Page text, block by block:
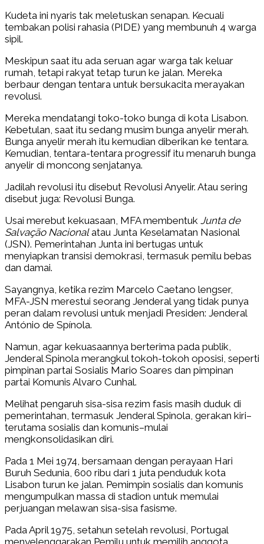
Kudeta ini nyaris tak meletuskan senapan. Kecuali
tembakan polisi rahasia (PIDE) yang membunuh 4 warga
sipil.
Meskipun saat itu ada seruan agar warga tak keluar
rumah, tetapi rakyat tetap turun ke jalan. Mereka
berbaur dengan tentara untuk bersukacita merayakan
revolusi.
Mereka mendatangi toko-toko bunga di kota Lisabon.
Kebetulan, saat itu sedang musim bunga anyelir merah.
Bunga anyelir merah itu kemudian diberikan ke tentara.
Kemudian, tentara-tentara progressif itu menaruh bunga
anyelir di moncong senjatanya.
Jadilah revolusi itu disebut Revolusi Anyelir. Atau sering
disebut juga: Revolusi Bunga.
Usai merebut kekuasaan, MFA membentuk Junta de
Salvação Nacionalatau Junta Keselamatan Nasional
(JSN). Pemerintahan Junta ini bertugas untuk
menyiapkan transisi demokrasi, termasuk pemilu bebas
dan damai.
Sayangnya, ketika rezim Marcelo Caetano lengser,
MFA-JSN merestui seorang Jenderal yang tidak punya
peran dalam revolusi untuk menjadi Presiden: Jenderal
António de Spínola.
Namun, agar kekuasaannya berterima pada publik,
Jenderal Spinola merangkul tokoh-tokoh oposisi, seperti
pimpinan partai Sosialis Mario Soares dan pimpinan
partai Komunis Alvaro Cunhal.
Melihat pengaruh sisa-sisa rezim fasis masih duduk di
pemerintahan, termasuk Jenderal Spinola, gerakan kiri–
terutama sosialis dan komunis–mulai
mengkonsolidasikan diri.
Pada 1 Mei 1974, bersamaan dengan perayaan Hari
Buruh Sedunia, 600 ribu dari 1 juta penduduk kota
Lisabon turun ke jalan. Pemimpin sosialis dan komunis
mengumpulkan massa di stadion untuk memulai
perjuangan melawan sisa-sisa fasisme.
Pada April 1975, setahun setelah revolusi, Portugal
menyelenggarakan Pemilu untuk memilih anggota